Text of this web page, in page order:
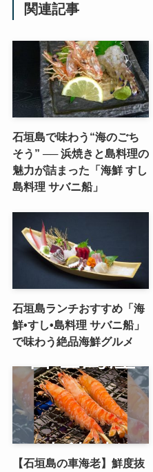
関連記事
石垣島で味わう“海のごち
そう” ── 浜焼きと島料理の
魅力が詰まった「海鮮 すし
島料理 サバニ船」
石垣島ランチおすすめ「海
鮮•すし•島料理 サバニ船」
で味わう絶品海鮮グルメ
【石垣島の車海老】鮮度抜